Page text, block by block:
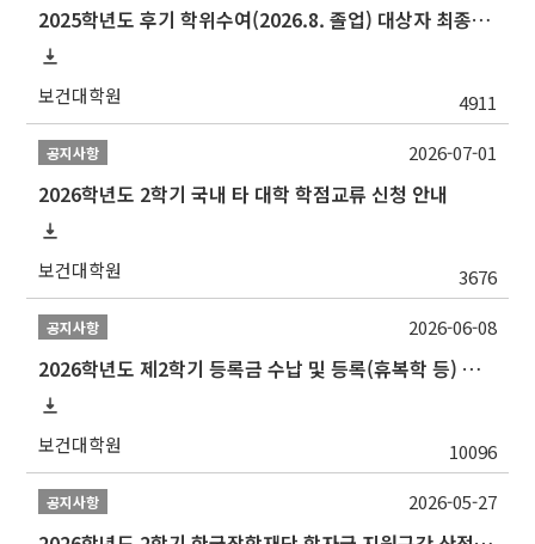
2025학년도 후기 학위수여(2026.8. 졸업) 대상자 최종인준 논문 제출 안내
보건대학원 4911
공지사항
2026학년도 2학기 국내 타 대학 학점교류 신청 안내
보건대학원 3676
2026-07-01
공지사항
2026학년도 제2학기 등록금 수납 및 등록(휴복학 등) 일정 안내
보건대학원 10096
2026-06-08
공지사항 2026-05-27